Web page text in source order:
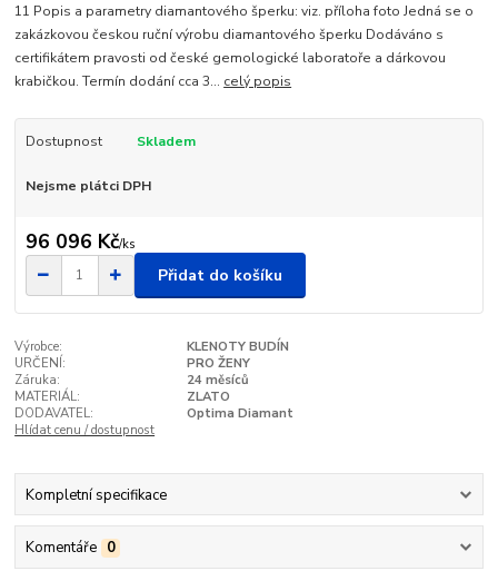
11 Popis a parametry diamantového šperku: viz. příloha foto Jedná se o
zakázkovou českou ruční výrobu diamantového šperku Dodáváno s
certifikátem pravosti od české gemologické laboratoře a dárkovou
krabičkou. Termín dodání cca 3... celý popis
Dostupnost Skladem
Nejsme plátci DPH
96 096 Kč/ks
Přidat do košíku
Výrobce:
KLENOTY BUDÍN
URČENÍ:
PRO ŽENY
Záruka:
24 měsíců
MATERIÁL:
ZLATO
DODAVATEL:
Optima Diamant
Hlídat cenu / dostupnost
Kompletní specifikace
Komentáře 0